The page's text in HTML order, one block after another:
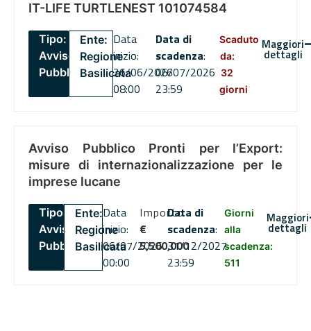
IT-LIFE TURTLENEST 101074584
Tipo:
Avviso
Pubblico
Ente:
Regione
Basilicata
Data
inizio:
26/06/2026
08:00
Data di
scadenza:
06/07/2026
23:59
Scaduto
da:
32
giorni
Maggiori
dettagli
Avviso Pubblico Pronti per l’Export:
misure di internazionalizzazione per le
imprese lucane
Tipo:
Avviso
Pubblico
Ente:
Regione
Basilicata
Data
inizio:
06/07/2026
00:00
Importo
€
5,500,000
Data di
scadenza:
31/12/2027
23:59
Giorni
alla
scadenza:
511
Maggiori
dettagli